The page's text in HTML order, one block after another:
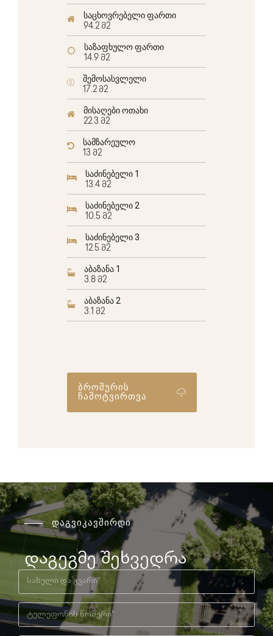
საცხოვრებელი ფართი
94.2 მ2
საზაფხულო ფართი
14.9 მ2
შემოსასვლელი
17.2 მ2
მისაღები ოთახი
22.3 მ2
სამზარეულო
13 მ2
საძინებელი 1
13.4 მ2
საძინებელი 2
10.5 მ2
საძინებელი 3
12.5 მ2
აბაზანა 1
3.8 მ2
აბაზანა 2
3.1 მ2
ბროშურის
ჩამოტვირთვა
დაგვიკავშირდი
დაგეგმე შეხვედრა